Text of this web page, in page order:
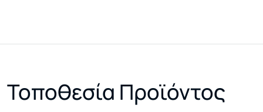
Τοποθεσία Προϊόντος